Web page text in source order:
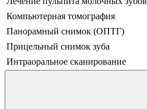
Компьютерная томография
Панорамный снимок (ОПТГ)
Прицельный снимок зуба
Интраоральное сканирование